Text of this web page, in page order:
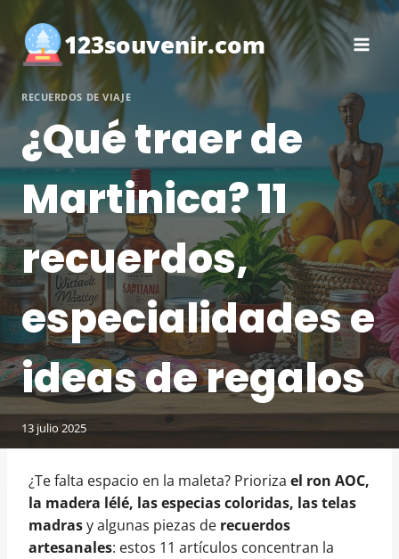
Saltar
contenido 123souvenir.com
RECUERDOS DE VIAJE
¿Qué traer de
Martinica? 11
recuerdos,
especialidades e
ideas de regalos
13 julio 2025
¿Te falta espacio en la maleta? Prioriza el ron AOC,
la madera lélé, las especias coloridas, las telas
madrasy algunas piezas de recuerdos
artesanales: estos 11 artículos concentran la